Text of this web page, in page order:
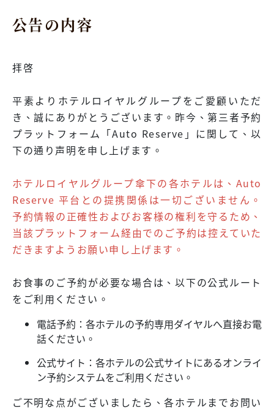
公告の内容
拝啓
平素よりホテルロイヤルグループをご愛顧いただ
き、誠にありがとうございます。昨今、第三者予約
プラットフォーム「Auto Reserve」に関して、以
下の通り声明を申し上げます。
ホテルロイヤルグループ傘下の各ホテルは、Auto
Reserve 平台との提携関係は一切ございません。
予約情報の正確性およびお客様の権利を守るため、
当該プラットフォーム経由でのご予約は控えていた
だきますようお願い申し上げます。
お食事のご予約が必要な場合は、以下の公式ルート
をご利用ください。
電話予約：各ホテルの予約専用ダイヤルへ直接お電
話ください。
公式サイト：各ホテルの公式サイトにあるオンライ
ン予約システムをご利用ください。
ご不明な点がございましたら、各ホテルまでお問い